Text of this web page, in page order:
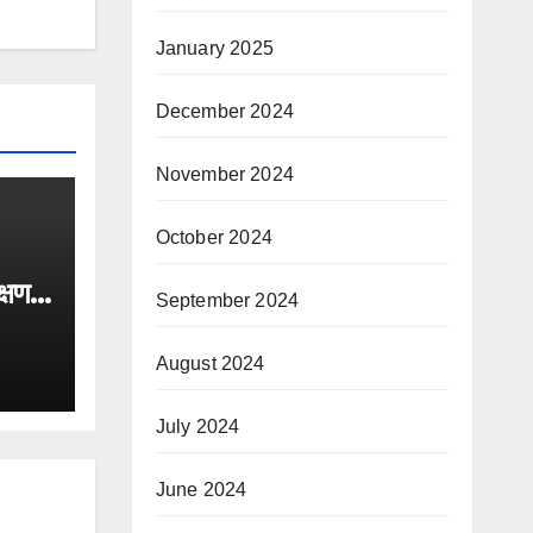
January 2025
December 2024
November 2024
October 2024
September 2024
August 2024
July 2024
June 2024